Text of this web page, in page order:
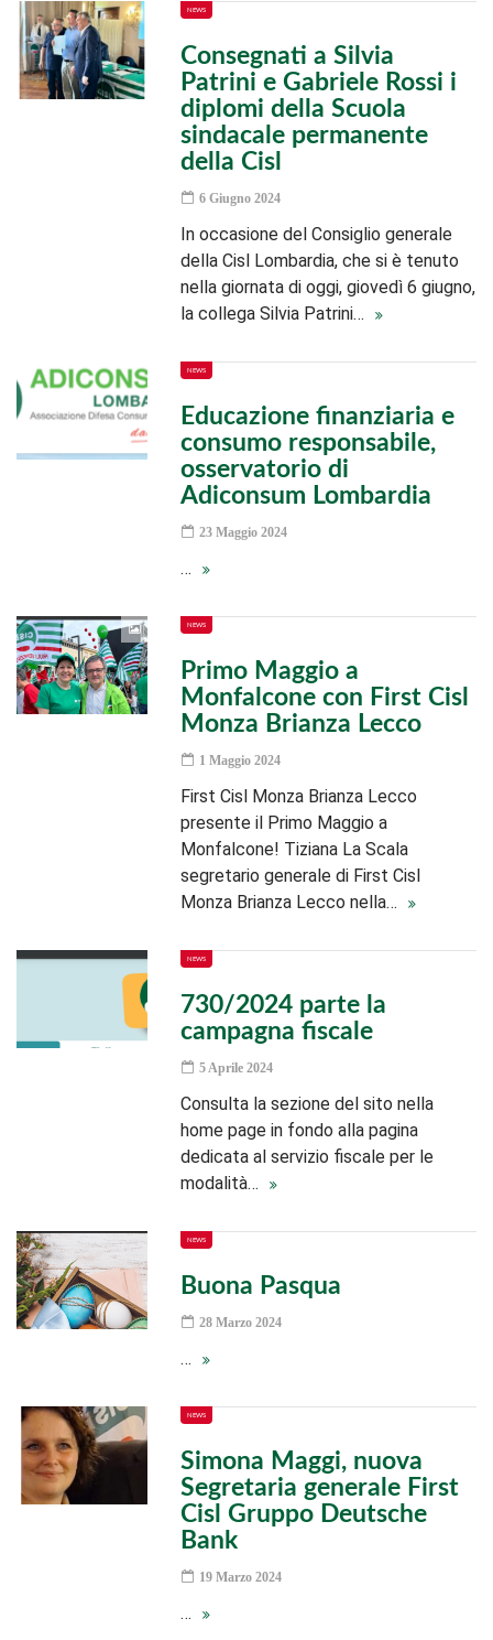
NEWS
Consegnati a Silvia
Patrini e Gabriele Rossi i
diplomi della Scuola
sindacale permanente
della Cisl
6 Giugno 2024
In occasione del Consiglio generale
della Cisl Lombardia, che si è tenuto
nella giornata di oggi, giovedì 6 giugno,
la collega Silvia Patrini…
NEWS
Educazione finanziaria e
consumo responsabile,
osservatorio di
Adiconsum Lombardia
23 Maggio 2024
…
NEWS
Primo Maggio a
Monfalcone con First Cisl
Monza Brianza Lecco
1 Maggio 2024
First Cisl Monza Brianza Lecco
presente il Primo Maggio a
Monfalcone! Tiziana La Scala
segretario generale di First Cisl
Monza Brianza Lecco nella…
NEWS
730/2024 parte la
campagna fiscale
5 Aprile 2024
Consulta la sezione del sito nella
home page in fondo alla pagina
dedicata al servizio fiscale per le
modalità…
NEWS
Buona Pasqua
28 Marzo 2024
…
NEWS
Simona Maggi, nuova
Segretaria generale First
Cisl Gruppo Deutsche
Bank
19 Marzo 2024
…